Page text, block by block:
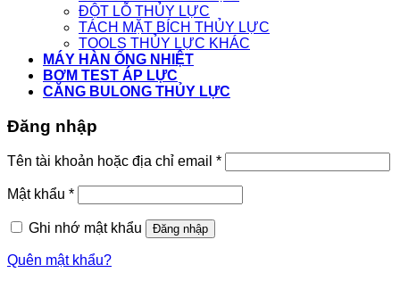
ĐỘT LỖ THỦY LỰC
TÁCH MẶT BÍCH THỦY LỰC
TOOLS THỦY LỰC KHÁC
MÁY HÀN ỐNG NHIỆT
BƠM TEST ÁP LỰC
CĂNG BULONG THỦY LỰC
Đăng nhập
Tên tài khoản hoặc địa chỉ email *
Mật khẩu *
Ghi nhớ mật khẩu Đăng nhập
Quên mật khẩu?